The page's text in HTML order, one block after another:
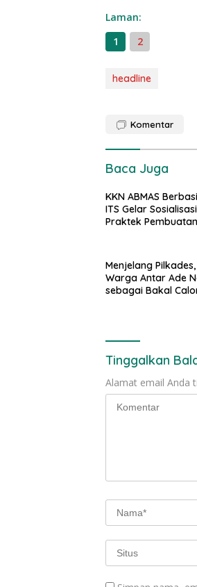
Laman:
1
2
headline
Komentar
Baca Juga
KKN ABMAS
ITS Gelar
Praktek
Menjelang
Warga Antar Ade
sebagai Bakal
Tinggalkan
Alamat email Anda